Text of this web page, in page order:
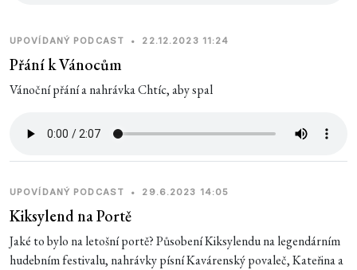
UPOVÍDANÝ PODCAST • 22.12.2023 11:24
Přání k Vánocům
Vánoční přání a nahrávka Chtíc, aby spal
UPOVÍDANÝ PODCAST • 29.6.2023 14:05
Kiksylend na Portě
Jaké to bylo na letošní portě? Působení Kiksylendu na legendárním
hudebním festivalu, nahrávky písní Kavárenský povaleč, Kateřina a